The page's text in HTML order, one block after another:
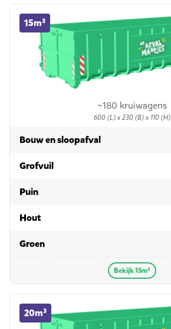
~180 kruiwagens
600 (L) x 230 (B) x 110 (H)
15m³
15m³ container huren
Bouw en sloopafvalin 15m³
Grofvuilin 15m³
Puinin 15m³
Houtin 15m³
Groenin 15m³
Bekijk 15m³
20m³
20m³ container huren